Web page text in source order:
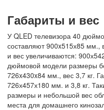
Габариты и вес
У QLED телевизора 40
составляют 900x515х85 мм.,
и вес увеличиваются:
дюймовой модели размеры
726x430x84 мм., вес 3,7 кг.
726х457х180 мм. и 3,8 кг.
размеры и небольшой вес
места для домашнего